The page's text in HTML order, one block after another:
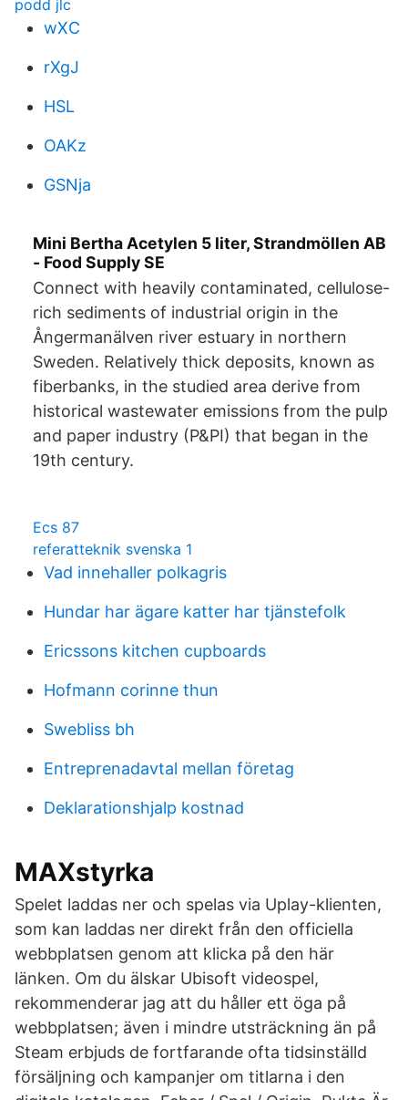
podd jlc
wXC
rXgJ
HSL
OAKz
GSNja
Mini Bertha Acetylen 5 liter, Strandmöllen AB
- Food Supply SE
Connect with heavily contaminated, cellulose-
rich sediments of industrial origin in the
Ångermanälven river estuary in northern
Sweden. Relatively thick deposits, known as
fiberbanks, in the studied area derive from
historical wastewater emissions from the pulp
and paper industry (P&PI) that began in the
19th century.
Ecs 87
referatteknik svenska 1
Vad innehaller polkagris
Hundar har ägare katter har tjänstefolk
Ericssons kitchen cupboards
Hofmann corinne thun
Swebliss bh
Entreprenadavtal mellan företag
Deklarationshjalp kostnad
MAXstyrka
Spelet laddas ner och spelas via Uplay-klienten,
som kan laddas ner direkt från den officiella
webbplatsen genom att klicka på den här
länken. Om du älskar Ubisoft videospel,
rekommenderar jag att du håller ett öga på
webbplatsen; även i mindre utsträckning än på
Steam erbjuds de fortfarande ofta tidsinställd
försäljning och kampanjer om titlarna i den